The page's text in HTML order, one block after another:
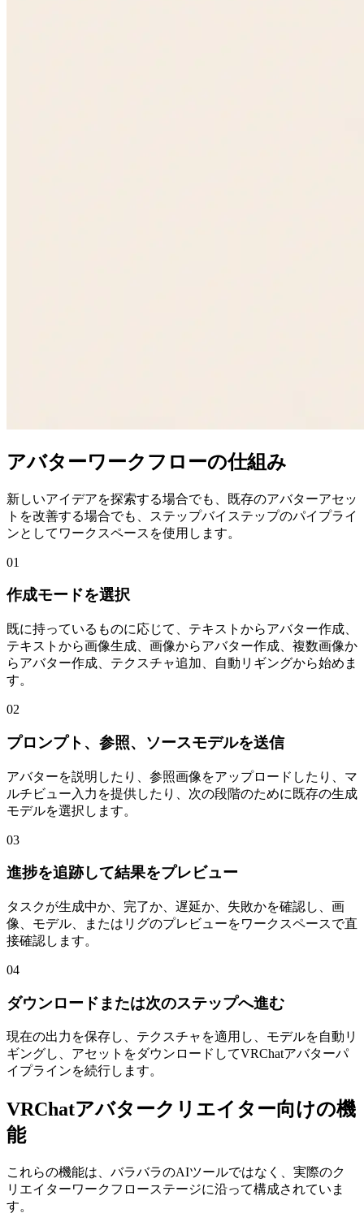
アバターワークフローの仕組み
新しいアイデアを探索する場合でも、既存のアバターアセッ
トを改善する場合でも、ステップバイステップのパイプライ
ンとしてワークスペースを使用します。
01
作成モードを選択
既に持っているものに応じて、テキストからアバター作成、
テキストから画像生成、画像からアバター作成、複数画像か
らアバター作成、テクスチャ追加、自動リギングから始めま
す。
02
プロンプト、参照、ソースモデルを送信
アバターを説明したり、参照画像をアップロードしたり、マ
ルチビュー入力を提供したり、次の段階のために既存の生成
モデルを選択します。
03
進捗を追跡して結果をプレビュー
タスクが生成中か、完了か、遅延か、失敗かを確認し、画
像、モデル、またはリグのプレビューをワークスペースで直
接確認します。
04
ダウンロードまたは次のステップへ進む
現在の出力を保存し、テクスチャを適用し、モデルを自動リ
ギングし、アセットをダウンロードしてVRChatアバターパ
イプラインを続行します。
VRChatアバタークリエイター向けの機
能
これらの機能は、バラバラのAIツールではなく、実際のク
リエイターワークフローステージに沿って構成されていま
す。